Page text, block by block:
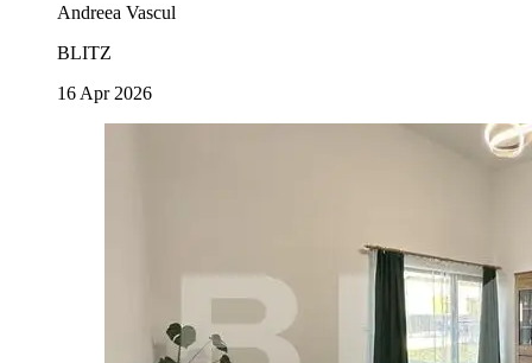
Andreea Vascul
BLITZ
16 Apr 2026